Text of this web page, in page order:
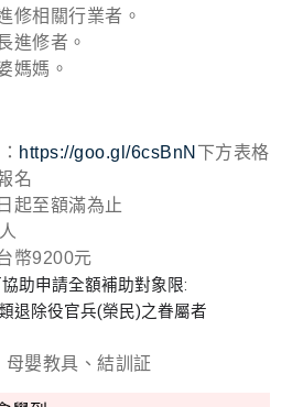
修相關行業者。
進修者。
媽媽。
https://goo.gl/6csBnN 下方表格
名
起至額滿為止
幣9200元
助申請全額補助對象限:
退除役官兵(榮民)之眷屬者
嬰教具、結訓証